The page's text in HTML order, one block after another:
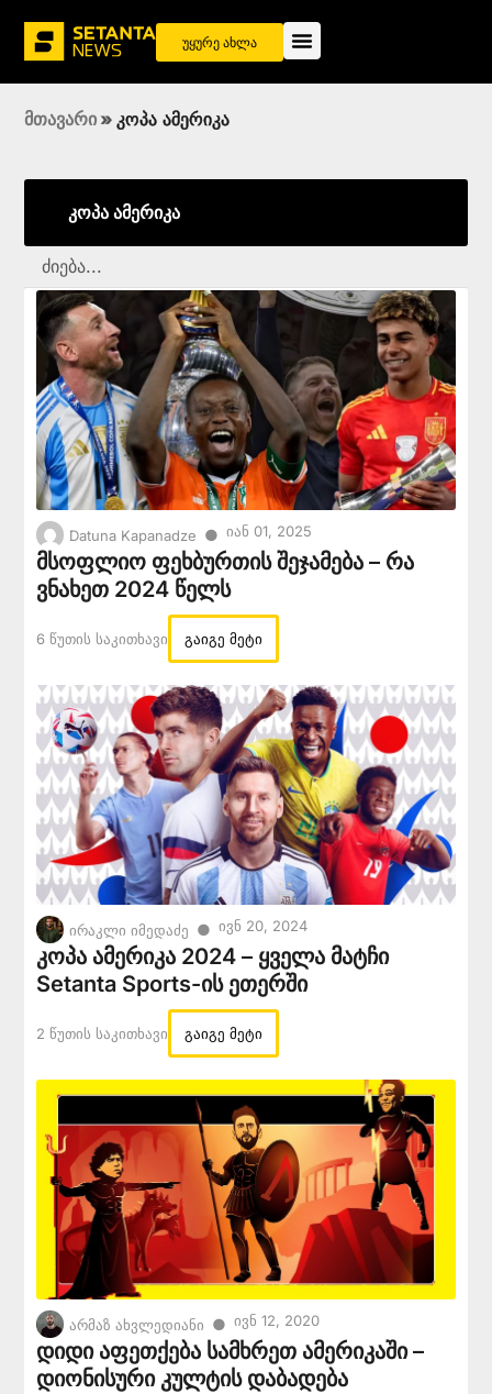
უყურე ახლა
მთავარი » კოპა ამერიკა
კოპა ამერიკა
Datuna Kapanadze ● Იან 01, 2025
მსოფლიო ფეხბურთის შეჯამება – რა
ვნახეთ 2024 წელს
6 Წუთის Საკითხავი გაიგე მეტი
ირაკლი იმედაძე ● Ივნ 20, 2024
კოპა ამერიკა 2024 – ყველა მატჩი
Setanta Sports-ის ეთერში
2 Წუთის Საკითხავი გაიგე მეტი
არმაზ ახვლედიანი ● Ივნ 12, 2020
დიდი აფეთქება სამხრეთ ამერიკაში –
დიონისური კულტის დაბადება